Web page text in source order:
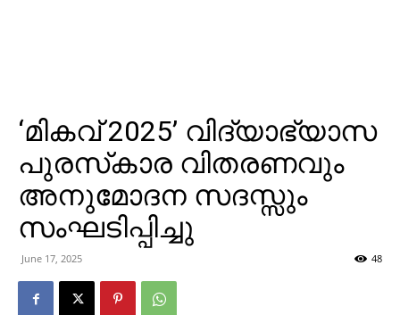
‘മികവ് 2025’ വിദ്യാഭ്യാസ
പുരസ്‌കാര വിതരണവും
അനുമോദന സദസ്സും
സംഘടിപ്പിച്ചു
June 17, 2025 48